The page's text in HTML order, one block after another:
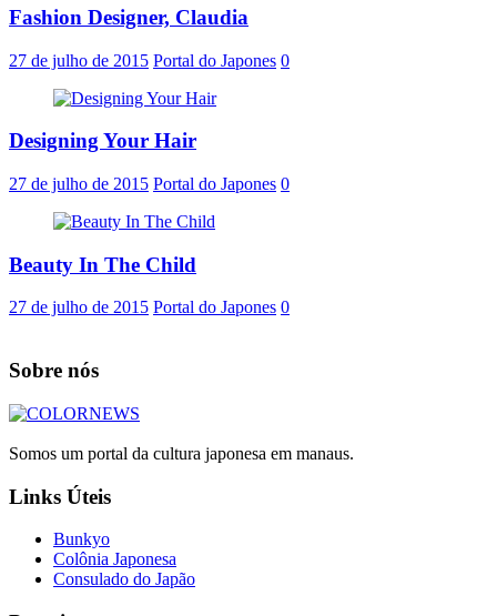
Fashion Designer, Claudia
27 de julho de 2015 Portal do Japones 0
Designing Your Hair
27 de julho de 2015 Portal do Japones 0
Beauty In The Child
27 de julho de 2015 Portal do Japones 0
Sobre nós
Somos um portal da cultura japonesa em manaus.
Links Úteis
Bunkyo
Colônia Japonesa
Consulado do Japão